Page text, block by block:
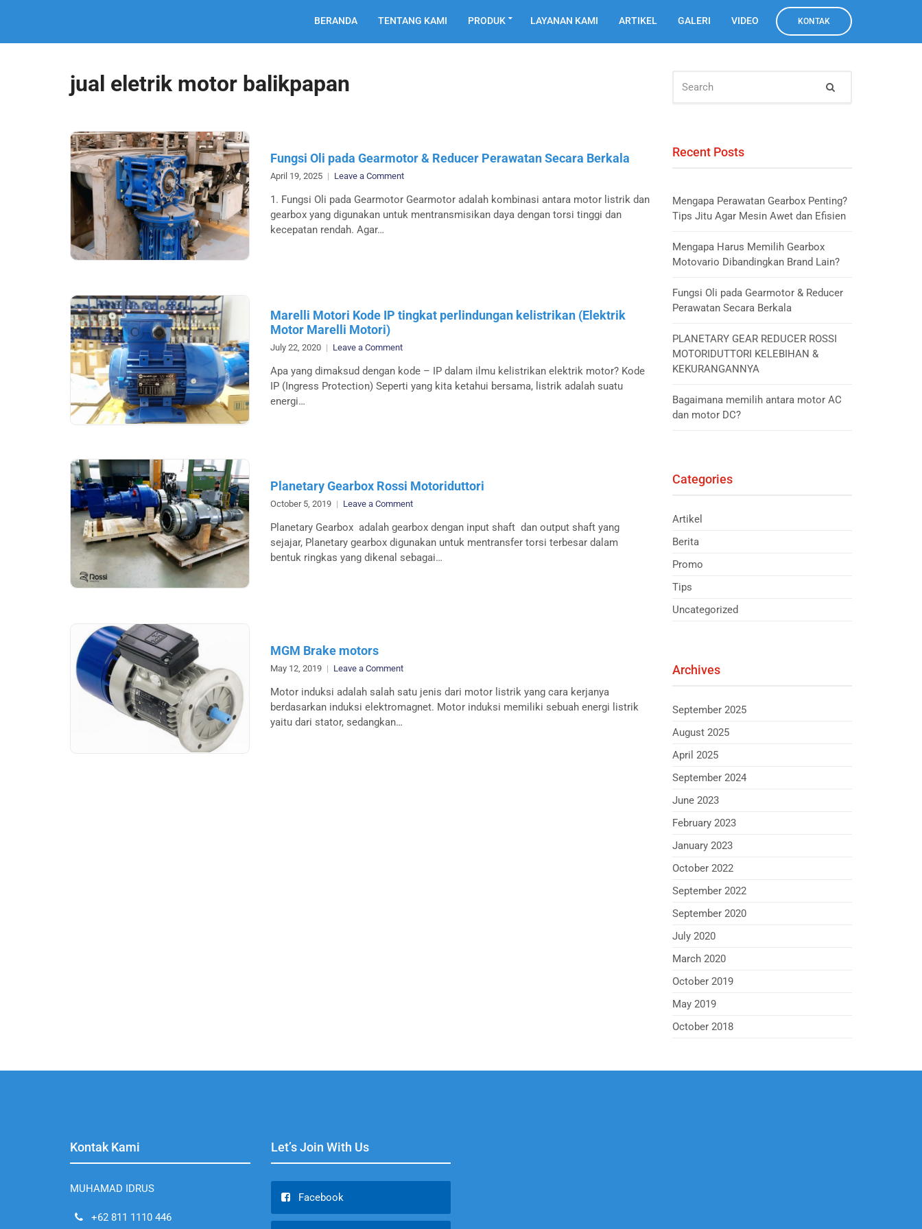
BERANDA TENTANG KAMI PRODUK LAYANAN KAMI ARTIKEL GALERI VIDEO KONTAK
jual eletrik motor balikpapan
Fungsi Oli pada Gearmotor & Reducer Perawatan Secara Berkala
April 19, 2025 Leave a Commenton
Oli
pada
1. Fungsi Oli pada Gearmotor Gearmotor adalah kombinasi antara motor listrik dan
gearbox yang digunakan untuk mentransmisikan daya dengan torsi tinggi dan
kecepatan rendah. Agar…
Marelli Motori Kode IP tingkat perlindungan kelistrikan (Elektrik
Motor Marelli Motori)
July 22, 2020 Leave a Commenton
Motori
Kode
Marelli
Motori)
Apa yang dimaksud dengan kode – IP dalam ilmu kelistrikan elektrik motor? Kode
IP (Ingress Protection) Seperti yang kita ketahui bersama, listrik adalah suatu
energi…
Planetary Gearbox Rossi Motoriduttori
October 5, 2019 Leave a Commenton
Gearbox
Rossi
Motoriduttori
Planetary Gearbox adalah gearbox dengan input shaft dan output shaft yang
sejajar, Planetary gearbox digunakan untuk mentransfer torsi terbesar dalam
bentuk ringkas yang dikenal sebagai…
MGM Brake motors
May 12, 2019 Leave a Commenton
Brake
motors
Motor induksi adalah salah satu jenis dari motor listrik yang cara kerjanya
berdasarkan induksi elektromagnet. Motor induksi memiliki sebuah energi listrik
yaitu dari stator, sedangkan…
FOR:
Recent Posts
Mengapa Perawatan Gearbox Penting?
Tips Jitu Agar Mesin Awet dan Efisien
Mengapa Harus Memilih Gearbox
Motovario Dibandingkan Brand Lain?
Fungsi Oli pada Gearmotor & Reducer
Perawatan Secara Berkala
PLANETARY GEAR REDUCER ROSSI
MOTORIDUTTORI KELEBIHAN &
KEKURANGANNYA
Bagaimana memilih antara motor AC
dan motor DC?
Categories
Artikel
Berita
Promo
Tips
Uncategorized
Archives
September 2025
August 2025
April 2025
September 2024
June 2023
February 2023
January 2023
October 2022
September 2022
September 2020
July 2020
March 2020
October 2019
May 2019
October 2018
Kontak Kami
MUHAMAD IDRUS
+62 811 1110 446
Let’s Join With Us
Facebook